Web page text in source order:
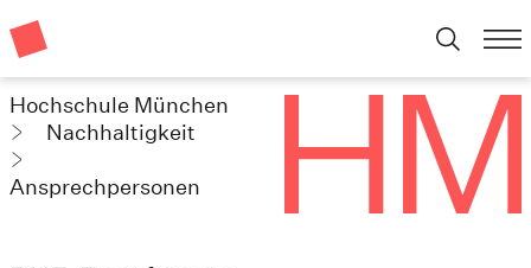
Hochschule München
Nachhaltigkeit
Ansprechpersonen